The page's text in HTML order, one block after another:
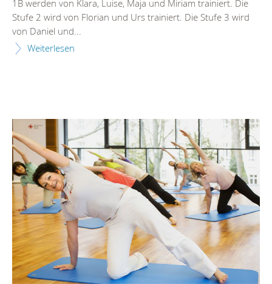
1B werden von Klara, Luise, Maja und Miriam trainiert. Die
Stufe 2 wird von Florian und Urs trainiert. Die Stufe 3 wird
von Daniel und...
Weiterlesen